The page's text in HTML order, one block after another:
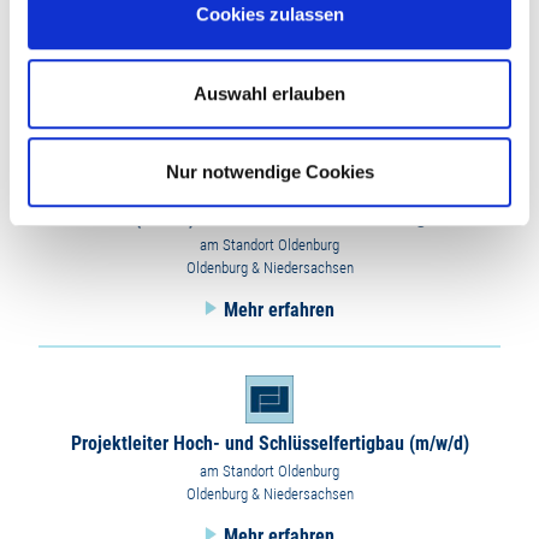
Cookies zulassen
Auswahl erlauben
Nur notwendige Cookies
am Standort Oldenburg
Mehr erfahren
am Standort Oldenburg
Oldenburg & Niedersachsen
Mehr erfahren
Projektleiter Hoch- und Schlüsselfertigbau (m/w/d)
am Standort Oldenburg
Oldenburg & Niedersachsen